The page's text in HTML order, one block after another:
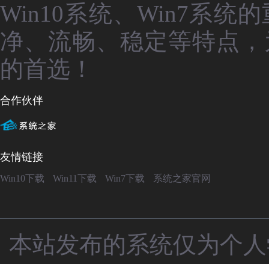
Win10系统、Win7系统
净、流畅、稳定等特点
的首选！
合作伙伴
友情链接
Win10下载 Win11下载 Win7下载 系统之家官网
本站发布的系统仅为个